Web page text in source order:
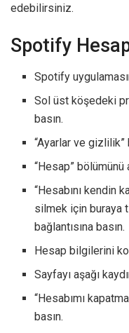
edebilirsiniz.
Spotify
Spotify
Sol üst köşedeki
basın.
“Ayarlar ve
“Hesap” bölümünü
“Hesabını kendin
silmek için buraya
bağlantısına basın.
Hesap bilgilerini
Sayfayı aşağı
“Hesabımı
basın.